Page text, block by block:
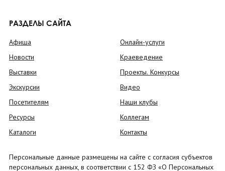
РАЗДЕЛЫ САЙТА
Афиша
Новости
Выставки
Экскурсии
Посетителям
Ресурсы
Каталоги
Онлайн-услуги
Краеведение
Проекты. Конкурсы
Видео
Наши клубы
Коллегам
Контакты
Персональные данные размещены на сайте с согласия субъектов
персональных данных, в соответствии с 152 ФЗ «О Персональных